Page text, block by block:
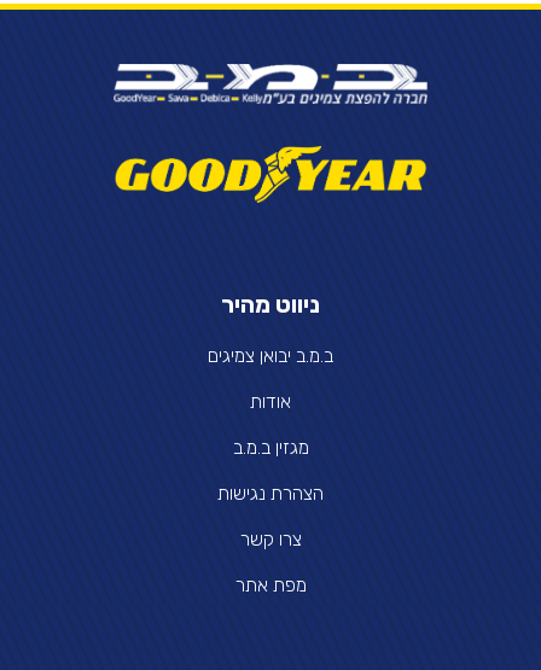
ניווט מהיר
ב.מ.ב יבואן צמיגים
אודות
מגזין ב.מ.ב
הצהרת נגישות
צרו קשר
מפת אתר